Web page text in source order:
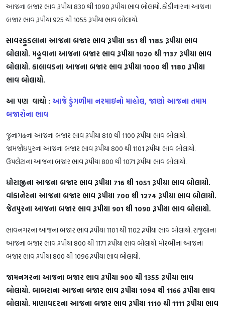
આજના બજાર ભાવ રૂપીયા 830 થી 1090 રૂપીયા ભાવ બોલાયો. કોડીનારના આજના
બજાર ભાવ રૂપીયા 925 થી 1055 રૂપીયા ભાવ બોલાયો.
સાવરકુડલાના આજના બજાર ભાવ રૂપીયા 951 થી 1185 રૂપીયા ભાવ
બોલાયો. મહુવાના આજના બજાર ભાવ રૂપીયા 1020 થી 1137 રૂપીયા ભાવ
બોલાયો. કાલાવડના આજના બજાર ભાવ રૂપીયા 1000 થી 1180 રૂપીયા
ભાવ બોલાયો.
આ પણ વાચો : આજે ડુંગળીમા નરમાઇનો માહોલ, જાણો આજના તમામ
બજારોના ભાવ
જુનાગઢના આજના બજાર ભાવ રૂપીયા 810 થી 1100 રૂપીયા ભાવ બોલાયો.
જામજોધપુરના આજના બજાર ભાવ રૂપીયા 800 થી 1101 રૂપીયા ભાવ બોલાયો.
ઉપલેટાના આજના બજાર ભાવ રૂપીયા 800 થી 1071 રૂપીયા ભાવ બોલાયો.
ધોરાજીના આજના બજાર ભાવ રૂપીયા 716 થી 1051 રૂપીયા ભાવ બોલાયો.
વાંકાનેરના આજના બજાર ભાવ રૂપીયા 700 થી 1274 રૂપીયા ભાવ બોલાયો.
જેતપુરના આજના બજાર ભાવ રૂપીયા 901 થી 1090 રૂપીયા ભાવ બોલાયો.
ભાવનગરના આજના બજાર ભાવ રૂપીયા 1101 થી 1102 રૂપીયા ભાવ બોલાયો. રાજુલાના
આજના બજાર ભાવ રૂપીયા 800 થી 1171 રૂપીયા ભાવ બોલાયો. મોરબીના આજના
બજાર ભાવ રૂપીયા 800 થી 1096 રૂપીયા ભાવ બોલાયો.
જામનગરના આજના બજાર ભાવ રૂપીયા 900 થી 1355 રૂપીયા ભાવ
બોલાયો. બાબરાના આજના બજાર ભાવ રૂપીયા 1094 થી 1166 રૂપીયા ભાવ
બોલાયો. માણાવદરના આજના બજાર ભાવ રૂપીયા 1110 થી 1111 રૂપીયા ભાવ